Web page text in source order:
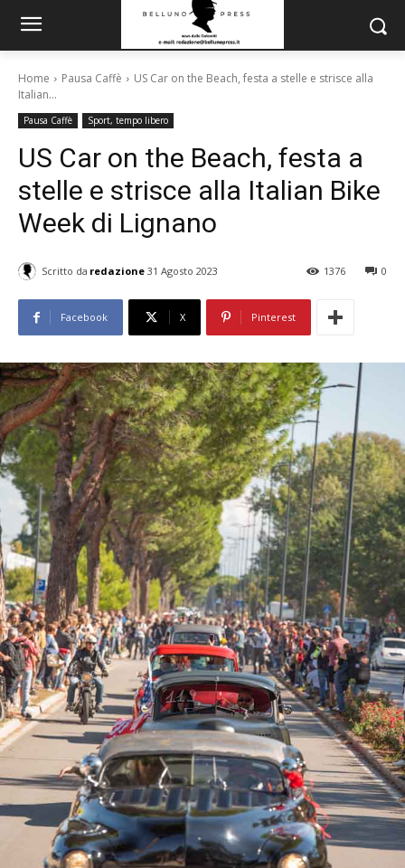
Home Pausa Caffè
US Car on the Beach, festa a stelle e strisce alla
Italian...
Pausa Caffè Sport, tempo libero
US Car on the Beach, festa a
stelle e strisce alla Italian Bike
Week di Lignano
Scritto da redazione 31 Agosto 2023 0
1376
Facebook X Pinterest